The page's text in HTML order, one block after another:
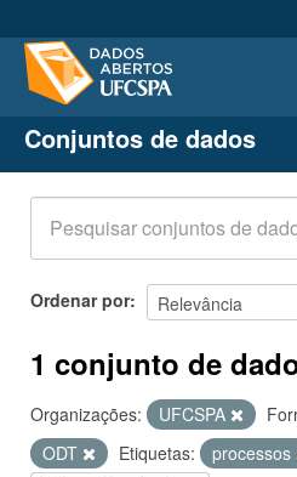
Conjuntos de dados
Organizações
Grupos
Sobre
Conjuntos de dados
Ordenar por
1 conjunto de
Organizações: UFCSPA
ODT
Etiquetas: processos